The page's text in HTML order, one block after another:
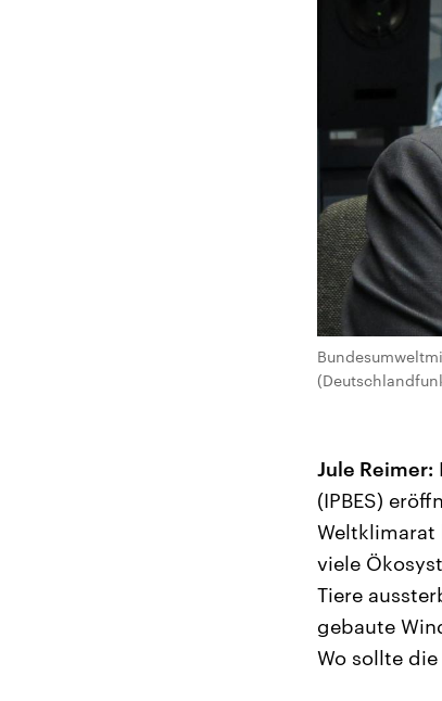
Jule Reimer:
(IPBES)
Weltklimarat
viele
Tiere
gebaute
Wo sollte